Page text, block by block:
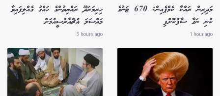
މަދިރިން ރައްކާ ކެމްޕެއިން: 670 ޓަނުގެ
ކުނި ނަގާ ސާފުކޮށްފި
1 hour ago
ހިރިމަރަދޫ ރައްޔިތުންގެ ހައްގު ގެއްލިފައިވާ
މައްސަލަ އެޗްއާރުސީއެމަށް
3 hours ago